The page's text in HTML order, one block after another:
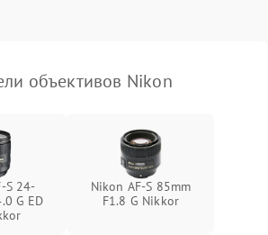
объективов Nikon
S 24-
G ED
Nikon AF-S 85mm
F1.8 G Nikkor